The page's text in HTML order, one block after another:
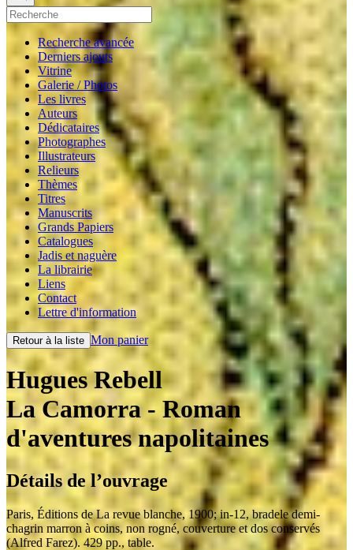
Recherche avancée
Derniers ajouts
Vitrine
Galerie / Photos
Les livres
Auteurs
Dédicataires
Photographes
Illustrateurs
Relieurs
Thèmes
Titres
Manuscrits
Grands Papiers
Catalogues
Jadis et naguère
La librairie
Liens
Contact
Lettre d'information
Retour à la liste Mon panier
Hugues Rebell
La Camorra - Roman
d'aventures napolitaines
Détails de l’ouvrage
Paris, Éditions de La revue blanche, 1900; in-12, bradele demi-
chagrin marron à coins, non rogné, couverture et dos conservés
(Alfred Farez). 429 pp., table.